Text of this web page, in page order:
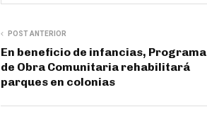
POST ANTERIOR
En beneficio de infancias, Programa
de Obra Comunitaria rehabilitará
parques en colonias